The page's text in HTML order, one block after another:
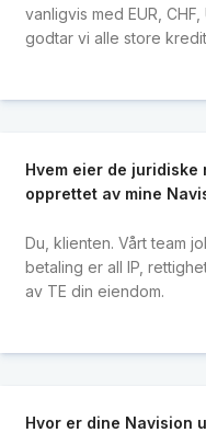
vanligvis med EUR,
godtar vi alle store
Hvem eier de
opprettet av mine
Du, klienten. Vårt team
betaling er all IP,
av TE din eiendom.
Hvor er dine Navision